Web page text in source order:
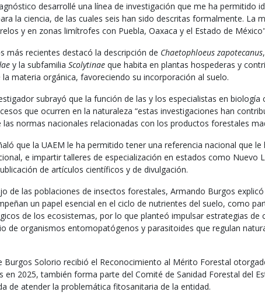
desarrollé una línea de investigación que me ha permitido
la ciencia, de las cuales seis han sido descritas formalmente. La
y en zonas limítrofes con Puebla, Oaxaca y el Estado de
más recientes destacó la descripción de Chaetophloeus zapotecanus
y la subfamilia Scolytinae que habita en plantas hospederas y
materia orgánica, favoreciendo su incorporación al suelo.
subrayó que la función de las y los especialistas en biología
que ocurren en la naturaleza “estas investigaciones han
normas nacionales relacionadas con los productos forestales
que la UAEM le ha permitido tener una referencia nacional que le
e impartir talleres de especialización en estados como Nuevo
de artículos científicos y de divulgación.
de las poblaciones de insectos forestales, Armando Burgos
un papel esencial en el ciclo de nutrientes del suelo, como
de los ecosistemas, por lo que planteó impulsar estrategias de
de organismos entomopatógenos y parasitoides que regulan
Burgos Solorio recibió el Reconocimiento al Mérito Forestal
en 2025, también forma parte del Comité de Sanidad Forestal del
de atender la problemática fitosanitaria de la entidad.